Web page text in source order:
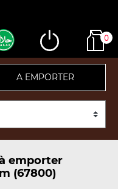
0
A EMPORTER
emporter
(67800)